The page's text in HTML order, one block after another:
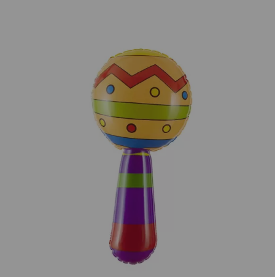
¡Adelante! Te estabamos esperando.
CREAR CUENTA